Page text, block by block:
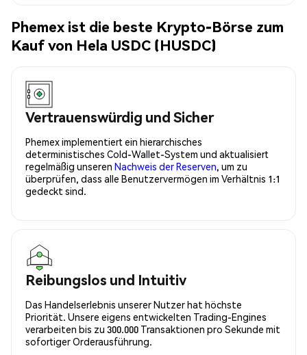
Phemex ist die beste Krypto-Börse zum
Kauf von Hela USDC (HUSDC)
Vertrauenswürdig und Sicher
Phemex implementiert ein hierarchisches
deterministisches Cold-Wallet-System und aktualisiert
regelmäßig unseren Nachweis der Reserven, um zu
überprüfen, dass alle Benutzervermögen im Verhältnis 1:1
gedeckt sind.
Reibungslos und Intuitiv
Das Handelserlebnis unserer Nutzer hat höchste
Priorität. Unsere eigens entwickelten Trading-Engines
verarbeiten bis zu 300.000 Transaktionen pro Sekunde mit
sofortiger Orderausführung.